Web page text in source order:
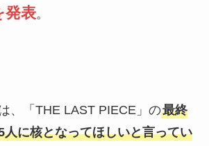
発表。
、「THE LAST PIECE」の最終
人に核となってほしいと言ってい